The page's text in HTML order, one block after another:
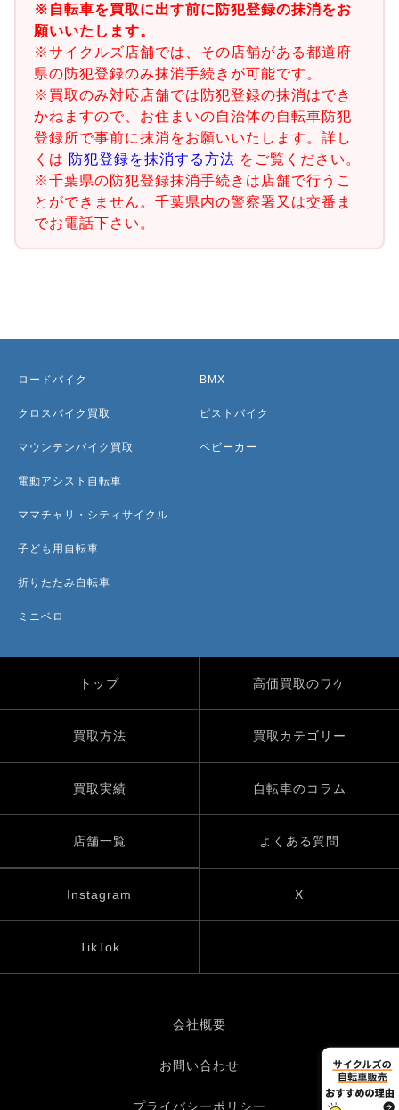
※自転車を買取に出す前に防犯登録の抹消をお
願いいたします。
※サイクルズ店舗では、その店舗がある都道府
県の防犯登録のみ抹消手続きが可能です。
※買取のみ対応店舗では防犯登録の抹消はでき
かねますので、お住まいの自治体の自転車防犯
登録所で事前に抹消をお願いいたします。詳し
くは 防犯登録を抹消する方法 をご覧ください。
※千葉県の防犯登録抹消手続きは店舗で行うこ
とができません。千葉県内の警察署又は交番ま
でお電話下さい。
ロードバイク
クロスバイク買取
マウンテンバイク買取
電動アシスト自転車
ママチャリ・シティサイクル
子ども用自転車
折りたたみ自転車
ミニベロ
BMX
ピストバイク
ベビーカー
トップ 高価買取のワケ
買取方法 買取カテゴリー
買取実績 自転車のコラム
店舗一覧 よくある質問
Instagram X
TikTok
会社概要
お問い合わせ
プライバシーポリシー